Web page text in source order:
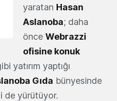
yaratan Hasan
Aslanoba; daha
önce Webrazzi
ofisine konuk
yatırım yaptığı
Gıda bünyesinde
de yürütüyor.